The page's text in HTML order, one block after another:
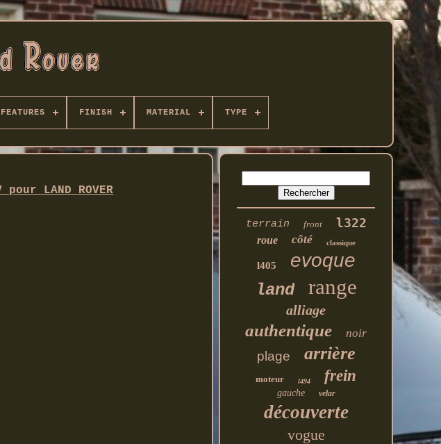
FEATURES FINISH MATERIAL TYPE
LAND ROVER
terrain front l322
roue côté classique
l405 evoque
land range
alliage
authentique noir
plage arrière
moteur l494 frein
gauche velar
découverte
vogue